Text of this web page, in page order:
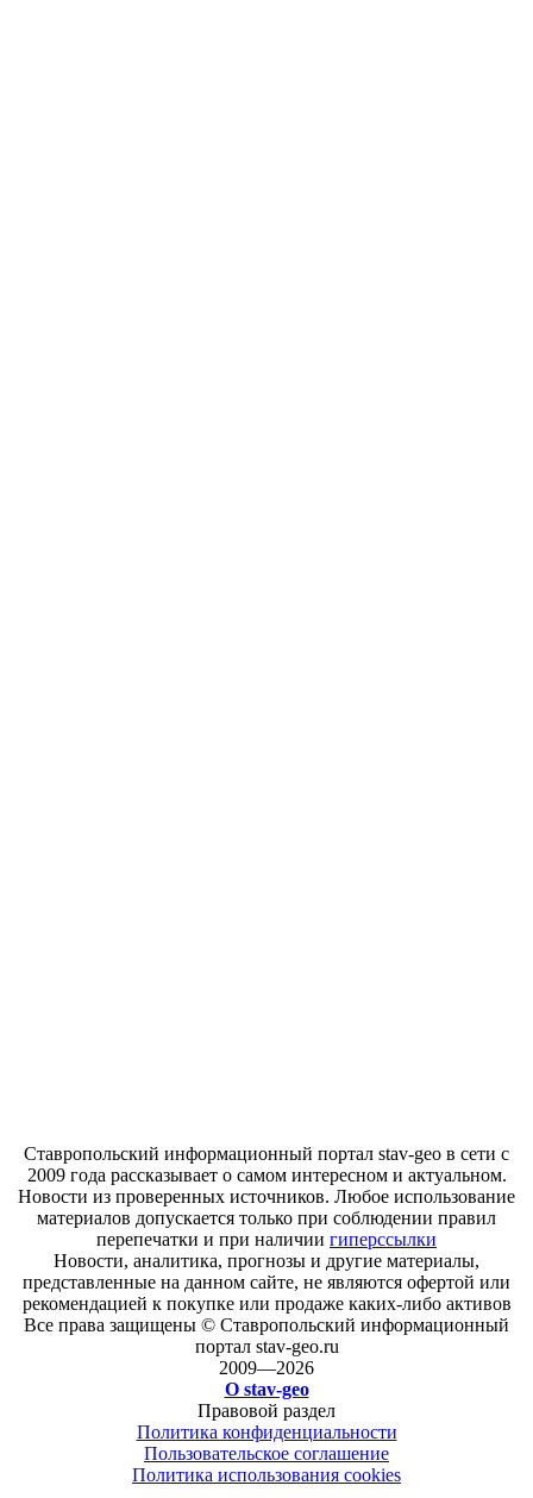
Ставропольский информационный портал stav-geo в сети с
2009 года рассказывает о самом интересном и актуальном.
Новости из проверенных источников. Любое использование
материалов допускается только при соблюдении правил
перепечатки и при наличии гиперссылки
Новости, аналитика, прогнозы и другие материалы,
представленные на данном сайте, не являются офертой или
рекомендацией к покупке или продаже каких-либо активов
Все права защищены © Ставропольский информационный
портал stav-geo.ru
2009—2026
О stav-geo
Правовой раздел
Политика конфиденциальности
Пользовательское соглашение
Политика использования cookies